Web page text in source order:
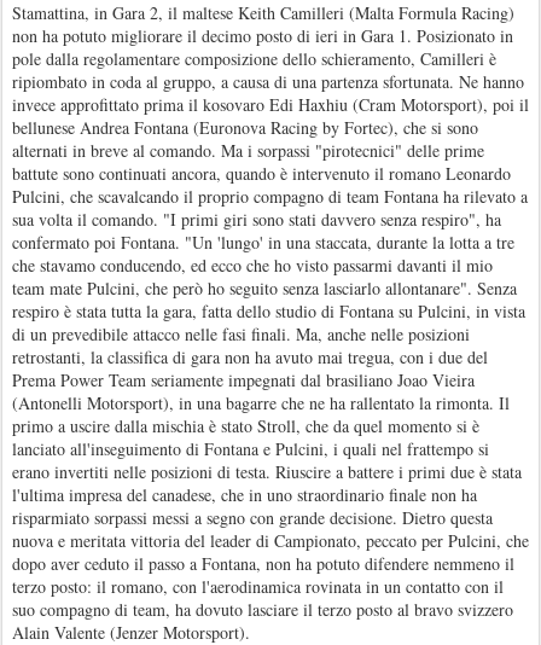
Stamattina, in Gara 2, il maltese Keith Camilleri (Malta Formula Racing)
non ha potuto migliorare il decimo posto di ieri in Gara 1. Posizionato in
pole dalla regolamentare composizione dello schieramento, Camilleri è
ripiombato in coda al gruppo, a causa di una partenza sfortunata. Ne hanno
invece approfittato prima il kosovaro Edi Haxhiu (Cram Motorsport), poi il
bellunese Andrea Fontana (Euronova Racing by Fortec), che si sono
alternati in breve al comando. Ma i sorpassi "pirotecnici" delle prime
battute sono continuati ancora, quando è intervenuto il romano Leonardo
Pulcini, che scavalcando il proprio compagno di team Fontana ha rilevato a
sua volta il comando. "I primi giri sono stati davvero senza respiro", ha
confermato poi Fontana. "Un 'lungo' in una staccata, durante la lotta a tre
che stavamo conducendo, ed ecco che ho visto passarmi davanti il mio
team mate Pulcini, che però ho seguito senza lasciarlo allontanare". Senza
respiro è stata tutta la gara, fatta dello studio di Fontana su Pulcini, in vista
di un prevedibile attacco nelle fasi finali. Ma, anche nelle posizioni
retrostanti, la classifica di gara non ha avuto mai tregua, con i due del
Prema Power Team seriamente impegnati dal brasiliano Joao Vieira
(Antonelli Motorsport), in una bagarre che ne ha rallentato la rimonta. Il
primo a uscire dalla mischia è stato Stroll, che da quel momento si è
lanciato all'inseguimento di Fontana e Pulcini, i quali nel frattempo si
erano invertiti nelle posizioni di testa. Riuscire a battere i primi due è stata
l'ultima impresa del canadese, che in uno straordinario finale non ha
risparmiato sorpassi messi a segno con grande decisione. Dietro questa
nuova e meritata vittoria del leader di Campionato, peccato per Pulcini, che
dopo aver ceduto il passo a Fontana, non ha potuto difendere nemmeno il
terzo posto: il romano, con l'aerodinamica rovinata in un contatto con il
suo compagno di team, ha dovuto lasciare il terzo posto al bravo svizzero
Alain Valente (Jenzer Motorsport).